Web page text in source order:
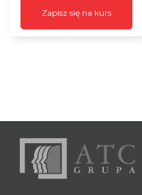
Zapisz się na kurs